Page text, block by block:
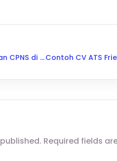
Rincian Formasi Kebutuhan CPNS di Kementerian Dalam Negeri Tahun 2024
Required fields